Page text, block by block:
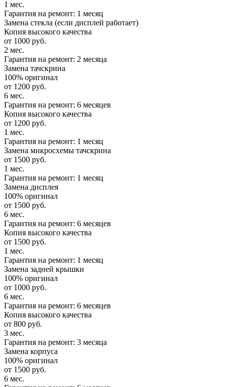
1 мес.
Гарантия на ремонт: 1 месяц
Замена стекла (если дисплей работает)
Копия высокого качества
от 1000 руб.
2 мес.
Гарантия на ремонт: 2 месяца
Замена тачскрина
100% оригинал
от 1200 руб.
6 мес.
Гарантия на ремонт: 6 месяцев
Копия высокого качества
от 1200 руб.
1 мес.
Гарантия на ремонт: 1 месяц
Замена микросхемы тачскрина
от 1500 руб.
1 мес.
Гарантия на ремонт: 1 месяц
Замена дисплея
100% оригинал
от 1500 руб.
6 мес.
Гарантия на ремонт: 6 месяцев
Копия высокого качества
от 1500 руб.
1 мес.
Гарантия на ремонт: 1 месяц
Замена задней крышки
100% оригинал
от 1000 руб.
6 мес.
Гарантия на ремонт: 6 месяцев
Копия высокого качества
от 800 руб.
3 мес.
Гарантия на ремонт: 3 месяца
Замена корпуса
100% оригинал
от 1500 руб.
6 мес.